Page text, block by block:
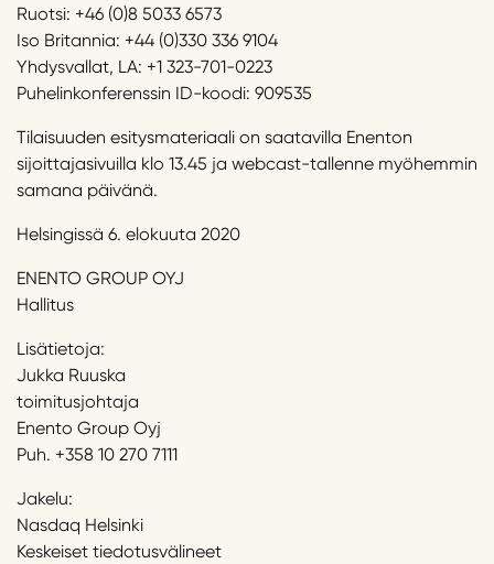
Ruotsi: +46 (0)8 5033 6573
Iso Britannia: +44 (0)330 336 9104
Yhdysvallat, LA: +1 323-701-0223
Puhelinkonferenssin ID-koodi: 909535
Tilaisuuden esitysmateriaali on saatavilla Enenton
sijoittajasivuilla klo 13.45 ja webcast-tallenne myöhemmin
samana päivänä.
Helsingissä 6. elokuuta 2020
ENENTO GROUP OYJ
Hallitus
Lisätietoja:
Jukka Ruuska
toimitusjohtaja
Enento Group Oyj
Puh. +358 10 270 7111
Jakelu:
Nasdaq Helsinki
Keskeiset tiedotusvälineet